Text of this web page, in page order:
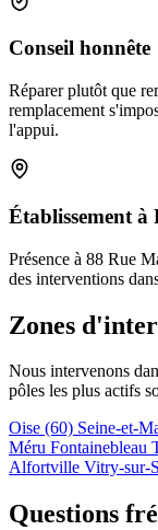
Conseil honnête
Réparer plutôt que
remplacement
l'appui.
Établissement à
Présence à 88 Rue
des interventions
Zones
Nous intervenons
pôles les plus actifs
Oise (60) Seine-et-
Méru Fontainebleau
Alfortville Vitry-sur-
Questions